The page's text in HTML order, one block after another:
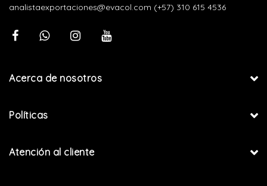
analistaexportaciones@evacol.com (+57) 310 615 4536
Acerca de nosotros
Políticas
Atención al cliente